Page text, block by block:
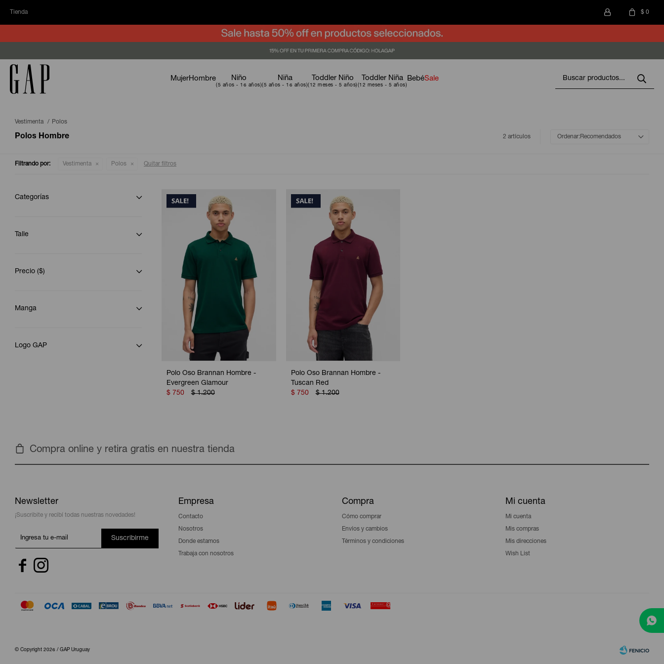
Tienda $ 0
MujerHombre Niño Niña Toddler Niño Toddler Niña BebéSale
Vestimenta Polos
Polos Hombre 2 artículos Recomendados
Filtrando por: Vestimenta Polos Quitar filtros
Polo Oso Brannan Hombre -
Evergreen Glamour
$ 750 $ 1.200
Polo Oso Brannan Hombre -
Tuscan Red
$ 750 $ 1.200
Categorías
Talle
Precio ($)
Manga
Logo GAP
Compra online y retira gratis en nuestra tienda
Newsletter
¡Suscribite y recibí todas nuestras novedades!
Suscribirme
 
Empresa
Contacto
Nosotros
Donde estamos
Trabaja con nosotros
Compra
Cómo comprar
Envíos y cambios
Términos y condiciones
Mi cuenta
Mi cuenta
Mis compras
Mis direcciones
Wish List
© Copyright 2026 / GAP Uruguay